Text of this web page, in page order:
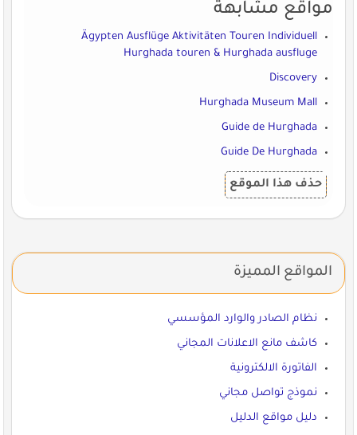
مواقع مشابهة
Ägypten Ausflüge Aktivitäten Touren Individuell
Hurghada touren & Hurghada ausfluge
Discovery
Hurghada Museum Mall
Guide de Hurghada
Guide De Hurghada
حذف هذا الموقع
المواقع المميزة
نظام الصادر والوارد المؤسسي
كاشف مانع الاعلانات المجاني
الفاتورة الالكترونية
نموذج تواصل مجاني
دليل مواقع الدليل